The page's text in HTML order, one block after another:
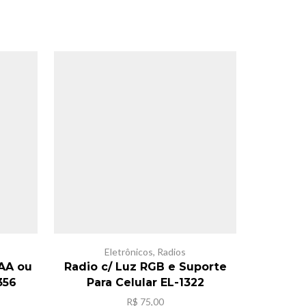
ou
Eletrônicos, Radios
Radio c/ Luz RGB e Suporte
Para Celular EL-1322
R$ 75,00